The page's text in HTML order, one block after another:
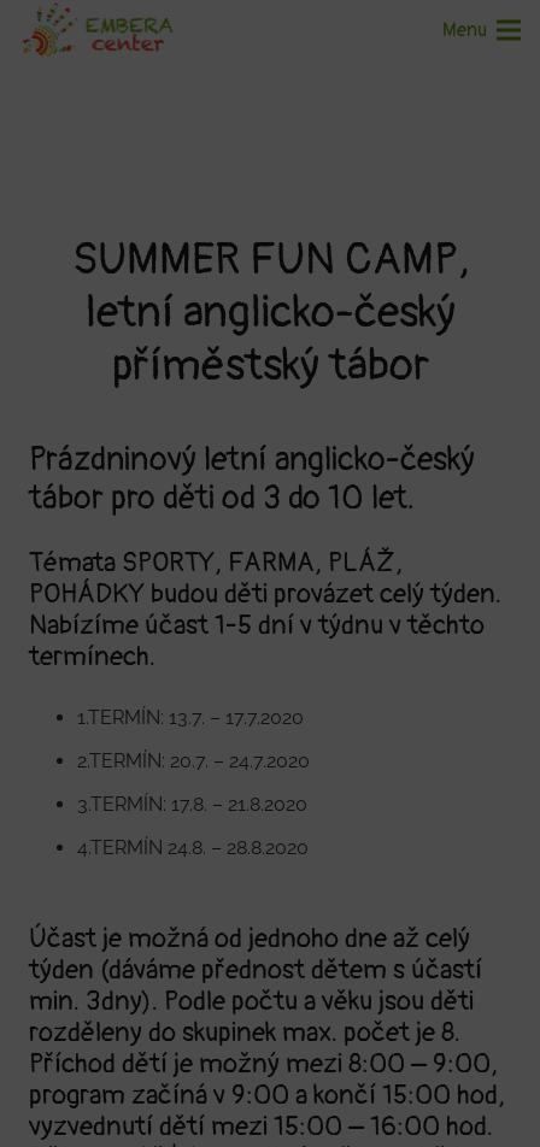
Menu
SUMMER FUN CAMP,
letní anglicko-český
příměstský tábor
Prázdninový letní anglicko-český
tábor pro děti od 3 do 10 let.
Témata SPORTY, FARMA, PLÁŽ,
POHÁDKY budou děti provázet celý týden.
Nabízíme účast 1-5 dní v týdnu v těchto
termínech.
1.TERMÍN: 13.7. – 17.7.2020
2.TERMÍN: 20.7. – 24.7.2020
3.TERMÍN: 17.8. – 21.8.2020
4.TERMÍN 24.8. – 28.8.2020
Účast je možná od jednoho dne až celý
týden (dáváme přednost dětem s účastí
min. 3dny). Podle počtu a věku jsou děti
rozděleny do skupinek max. počet je 8.
Příchod dětí je možný mezi 8:00 – 9:00,
program začíná v 9:00 a končí 15:00 hod,
vyzvednutí dětí mezi 15:00 – 16:00 hod.